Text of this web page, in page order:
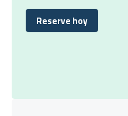
Reserve hoy
Reserve hoy